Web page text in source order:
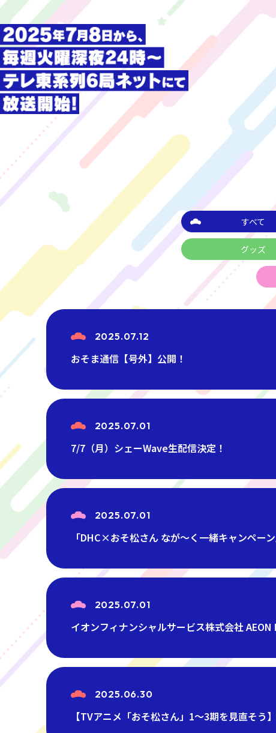
すべて
グッズ
2025.07.12
おそま通信【号外】公開！
2025.07.01
7/7（月）シェーWave生配信決定！
2025.07.01
「DHC×おそ松さん なが～く一緒キャンペー
2025.07.01
イオンフィナンシャルサービス株式会社
2025.06.30
【TVアニメ「おそ松さん」1～3期を見直そう